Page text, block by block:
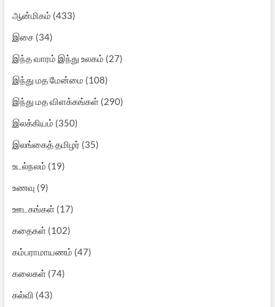
ஆன்மிகம் (433)
இசை(34)
இந்த வாரம் இந்து உலகம் (27)
இந்து மத மேன்மை (108)
இந்து மத விளக்கங்கள்(290)
இலக்கியம் (350)
இலங்கைத் தமிழர் (35)
உடல்நலம் (19)
உணவு (9)
ஊடகங்கள்(17)
கதைகள்(102)
கம்பராமாயணம் (47)
கலைகள்(74)
கல்வி (43)